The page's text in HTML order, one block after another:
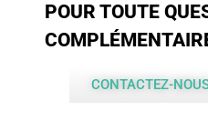
POUR TOUTE
CONTACTEZ-